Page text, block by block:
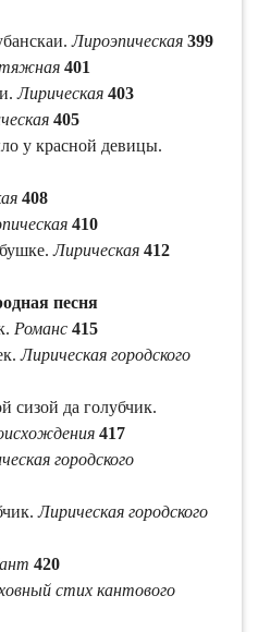
Лироэпическая 399
401
Лирическая 403
405
у красной девицы.
408
410
Лирическая 412
песня
Романс 415
Лирическая городского
сизой да голубчик.
417
городского
Лирическая городского
420
стих кантового